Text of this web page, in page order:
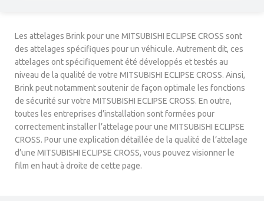
Les attelages Brink pour une MITSUBISHI ECLIPSE CROSS sont
des attelages spécifiques pour un véhicule. Autrement dit, ces
attelages ont spécifiquement été développés et testés au
niveau de la qualité de votre MITSUBISHI ECLIPSE CROSS. Ainsi,
Brink peut notamment soutenir de façon optimale les fonctions
de sécurité sur votre MITSUBISHI ECLIPSE CROSS. En outre,
toutes les entreprises d’installation sont formées pour
correctement installer l’attelage pour une MITSUBISHI ECLIPSE
CROSS. Pour une explication détaillée de la qualité de l’attelage
d’une MITSUBISHI ECLIPSE CROSS, vous pouvez visionner le
film en haut à droite de cette page.